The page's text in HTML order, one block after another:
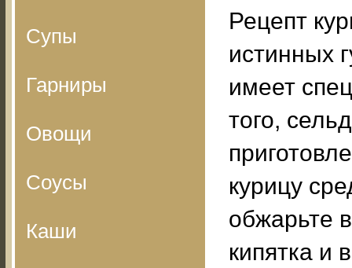
Супы
Гарниры
Овощи
Соусы
Каши
Рецепт
истинных
имеет
того,
курицу
обжарьте
кипятка и